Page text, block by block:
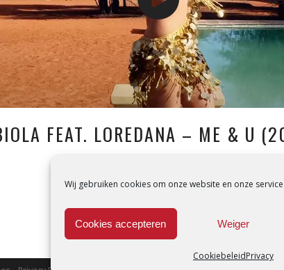
Wij gebruiken cookies om onze website en onze
Cookies accepteren Weiger
CookiebeleidPrivacy
FEAT. LOREDANA – ME & U